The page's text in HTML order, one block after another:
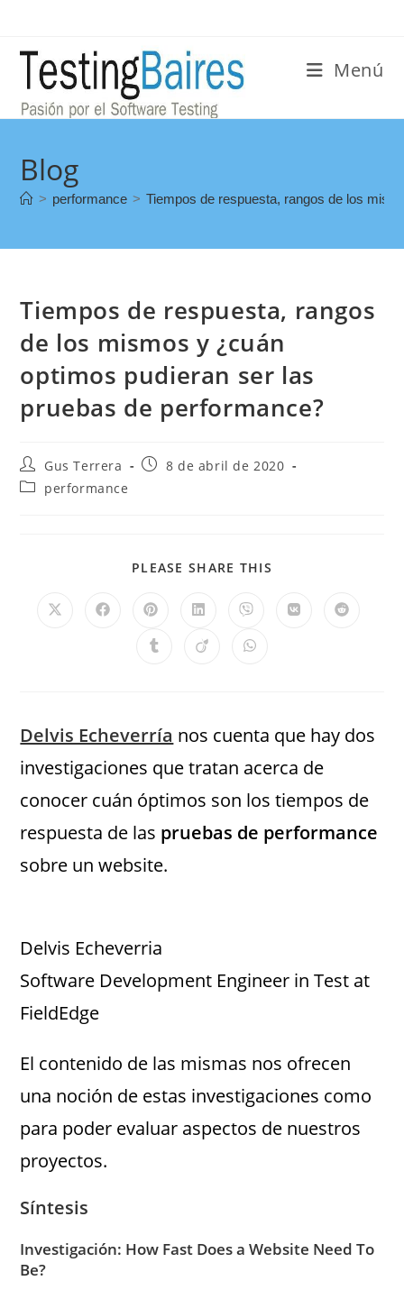
Menú
Blog
> performance > Tiempos de respuesta, rangos de los
Tiempos de respuesta, rangos
de los mismos y ¿cuán
optimos pudieran ser las
pruebas de performance?
Gus Terrera
8 de abril de 2020
performance
PLEASE SHARE THIS
Delvis Echeverría nos cuenta que hay dos
investigaciones que tratan acerca de
conocer cuán óptimos son los tiempos de
respuesta de las pruebas de performance
sobre un website.
Delvis Echeverria
Software Development Engineer in Test at
FieldEdge
El contenido de las mismas nos ofrecen
una noción de estas investigaciones como
para poder evaluar aspectos de nuestros
proyectos.
Síntesis
Investigación: How Fast Does a Website Need To
Be?